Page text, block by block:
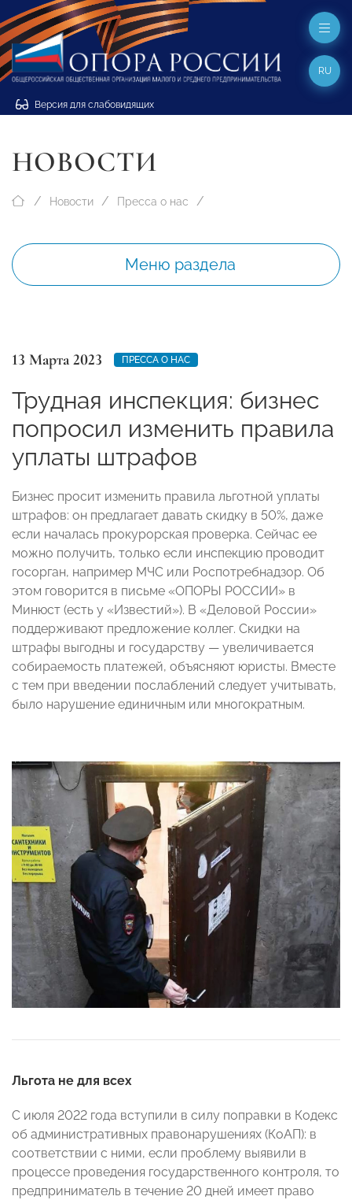
Версия для слабовидящих
RU
НОВОСТИ
Новости Пресса о нас
Меню раздела
13 Марта 2023 ПРЕССА О НАС
Трудная инспекция: бизнес
попросил изменить правила
уплаты штрафов
Бизнес просит изменить правила льготной уплаты
штрафов: он предлагает давать скидку в 50%, даже
если началась прокурорская проверка. Сейчас ее
можно получить, только если инспекцию проводит
госорган, например МЧС или Роспотребнадзор. Об
этом говорится в письме «ОПОРЫ РОССИИ» в
Минюст (есть у «Известий»). В «Деловой России»
поддерживают предложение коллег. Скидки на
штрафы выгодны и государству — увеличивается
собираемость платежей, объясняют юристы. Вместе
с тем при введении послаблений следует учитывать,
было нарушение единичным или многократным.
Льгота не для всех
С июля 2022 года вступили в силу поправки в Кодекс
об административных правонарушениях (КоАП): в
соответствии с ними, если проблему выявили в
процессе проведения государственного контроля, то
предприниматель в течение 20 дней имеет право